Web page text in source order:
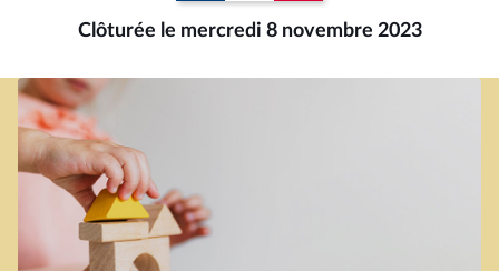
Clôturée le mercredi 8 novembre 2023